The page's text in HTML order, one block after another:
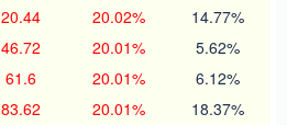
20.44 20.02% 14.77%
46.72 20.01% 5.62%
61.6 20.01% 6.12%
83.62 20.01% 18.37%